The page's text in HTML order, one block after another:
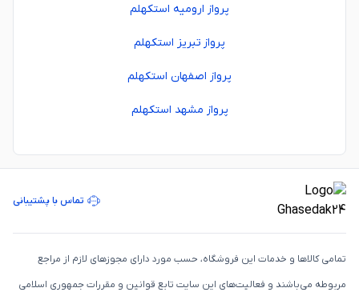
پرواز ارومیه استکهلم
پرواز تبریز استکهلم
پرواز اصفهان استکهلم
پرواز مشهد استکهلم
تماس با پشتیبانی
تمامی كالاها و خدمات اين فروشگاه، حسب مورد دارای مجوزهای لازم از مراجع
مربوطه می‌باشند و فعاليت‌های اين سايت تابع قوانين و مقررات جمهوری اسلامی